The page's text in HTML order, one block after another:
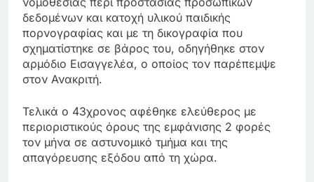
δεδομένων και κατοχή υλικού παιδικής
πορνογραφίας και με τη δικογραφία που
σχηματίστηκε σε βάρος του, οδηγήθηκε στον
αρμόδιο Εισαγγελέα, ο οποίος τον παρέπεμψε
στον Ανακριτή.
Τελικά ο 43χρονος αφέθηκε ελεύθερος με
περιοριστικούς όρους της εμφάνισης 2 φορές
τον μήνα σε αστυνομικό τμήμα και της
απαγόρευσης εξόδου από τη χώρα.